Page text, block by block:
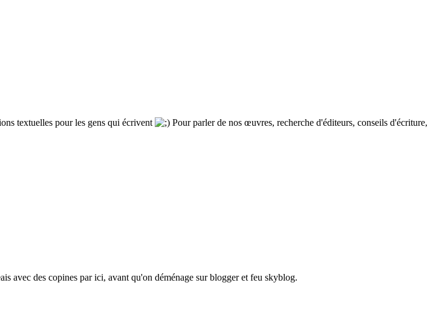
textuelles pour les gens qui écrivent
Pour parler de nos œuvres, recherche d'éditeurs, conseils d'écriture,
avec des copines par ici, avant qu'on déménage sur blogger et feu skyblog.